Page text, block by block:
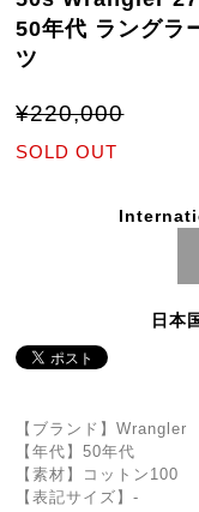
50年代 ラングラ
ツ
¥220,000
SOLD OUT
日本
【ブランド】Wrangler
【年代】50年代
【素材】コットン100
【表記サイズ】-